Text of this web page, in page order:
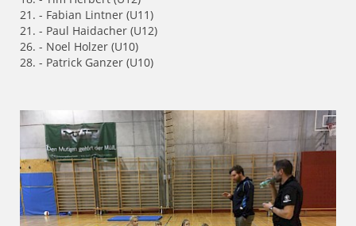
21. - Fabian Lintner (U11)
21. - Paul Haidacher (U12)
26. - Noel Holzer (U10)
28. - Patrick Ganzer (U10)